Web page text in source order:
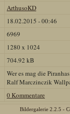
ArthusoKD
18.02.2015 - 00:46
6969
1280 x 1024
704.92 kB
Wer es mag die
Ralf Marczinczik
0 Kommentare
Bildergalerie 2.2.5 -